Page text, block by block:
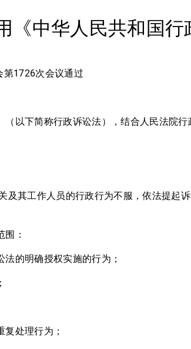
《中华人民共和国行
1726次会议通过
以下简称行政诉讼法），结合人民法院行
及其工作人员的行政行为不服，依法提起
：
法的明确授权实施的行为；
复处理行为；